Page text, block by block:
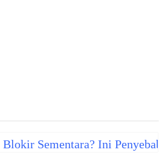
Sementara? Ini